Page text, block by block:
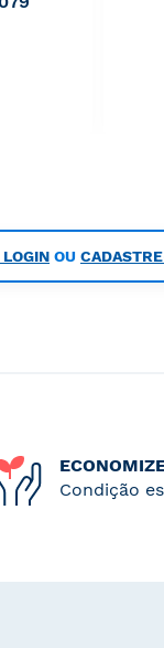
OU
Condição